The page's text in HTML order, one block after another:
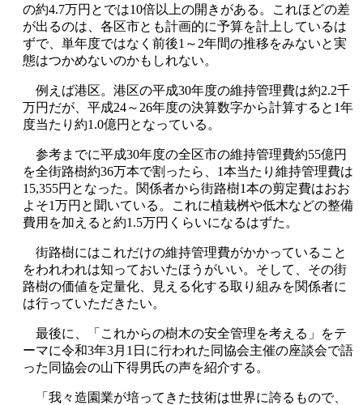
の約4.7万円とでは10倍以上の開きがある。これほどの差
が出るのは、各区市とも計画的に予算を計上しているは
ずで、単年度ではなく前後1～2年間の推移をみないと実
態はつかめないのかもしれない。
例えば港区。港区の平成30年度の維持管理費は約2.2千
万円だが、平成24～26年度の決算数字から計算すると1年
度当たり約1.0億円となっている。
参考までに平成30年度の全区市の維持管理費約55億円
を全街路樹約36万本で割ったら、1本当たり維持管理費は
15,355円となった。関係者から街路樹1本の剪定費はおお
よそ1万円と聞いている。これに植栽桝や低木などの整備
費用を加えると約1.5万円くらいになるはずた。
街路樹にはこれだけの維持管理費がかかっていること
をわれわれは知っておいたほうがいい。そして、その街
路樹の価値を定量化、見える化する取り組みを関係者に
は行っていただきたい。
最後に、「これからの樹木の安全管理を考える」をテ
ーマに令和3年3月1日に行われた同協会主催の座談会で語
った同協会の山下得男氏の声を紹介する。
「我々造園業が培ってきた技術は世界に誇るもので、